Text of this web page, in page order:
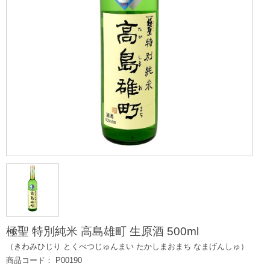
極聖 特別純米 高島雄町 生原酒 500ml
（きわみひじり とくべつじゅんまい たかしまおまち なまげんしゅ）
商品コード： P00190